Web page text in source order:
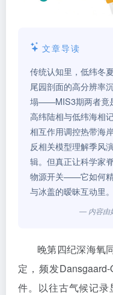
文章导读
传统认知里，低纬冬
尾园剖面的高分辨率
塌——MIS3期两者竟
高纬陆相与低纬海相
相互作用调控热带海
反相关模型理解季风
辑。但真正让科学家
物源开关——它如何
与冰盖的暧昧互动里。
— 内容由
晚第四纪深海氧
定，频发
件。以往古气候记